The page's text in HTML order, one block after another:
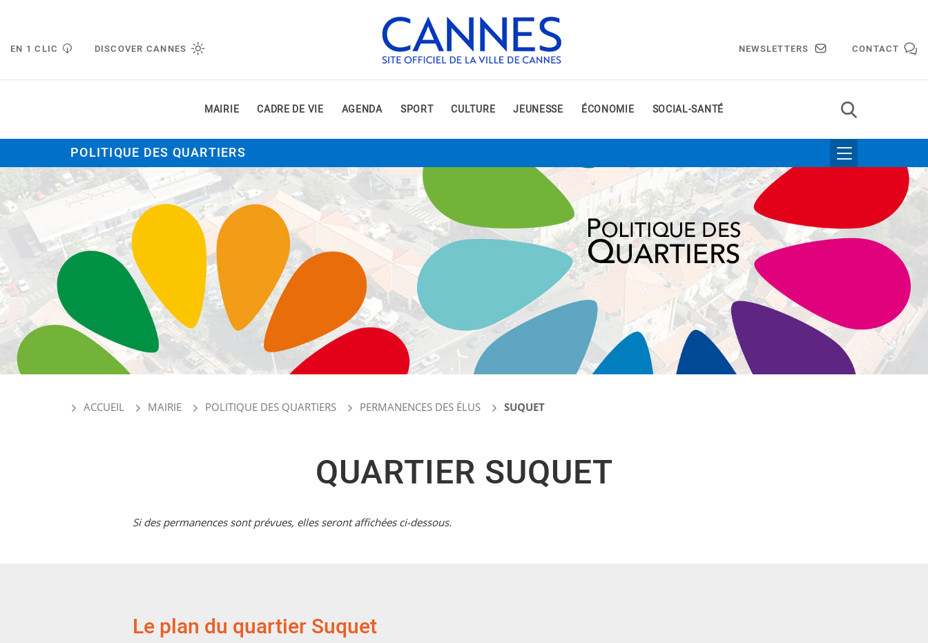
EN 1 CLIC DISCOVER CANNES NEWSLETTERS CONTACT
MAIRIE CADRE DE VIE AGENDA SPORT CULTURE JEUNESSE ÉCONOMIE SOCIAL-SANTÉ
POLITIQUE DES QUARTIERS
ACCUEIL MAIRIE POLITIQUE DES QUARTIERS PERMANENCES DES ÉLUS SUQUET
QUARTIER SUQUET
Si des permanences sont prévues, elles seront affichées ci-dessous.
Le plan du quartier Suquet